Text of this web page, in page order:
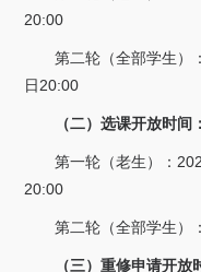
20:00
第二轮（全部学生）
日20:00
（二）选课开放时间：
第一轮（老生）：
20:00
第二轮（全部学生）
（三）重修申请开放